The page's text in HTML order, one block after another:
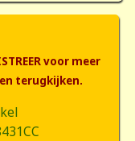
voor meer
terugkijken.